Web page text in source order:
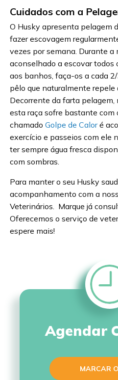
Cuidados com a
O Husky apresenta pelagem
fazer escovagem
vezes por semana. Durante a
aconselhado a escovar todos
aos banhos, faça-os a cada
pêlo que naturalmente repele
Decorrente da farta pelagem,
esta raça sofre bastante com
chamado Golpe de Caloré
exercício e passeios com ele
ter sempre água fresca
com sombras.
Para manter o seu Husky
acompanhamento com a
Veterinários. Marque já
Oferecemos o serviço de
espere mais!
Agendar
MARCAR